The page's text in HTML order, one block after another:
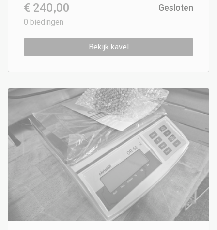
€ 240,00
0 biedingen
Gesloten
Bekijk kavel